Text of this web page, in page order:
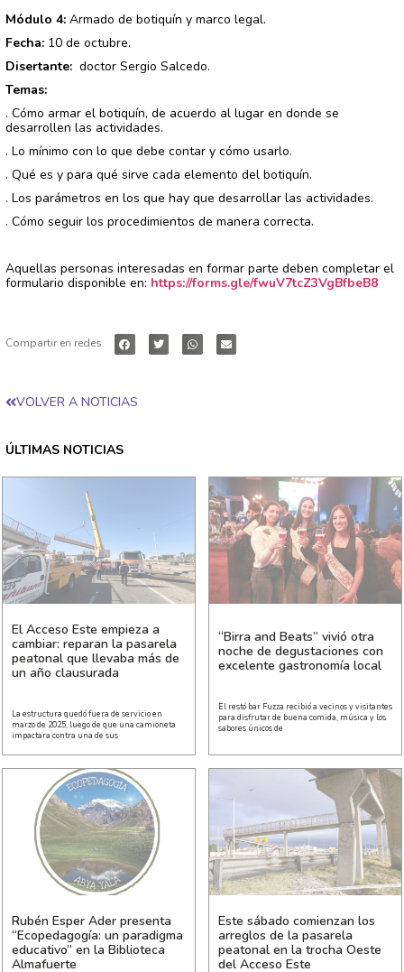
Módulo 4: Armado de botiquín y marco legal.
Fecha: 10 de octubre.
Disertante: doctor Sergio Salcedo.
Temas:
. Cómo armar el botiquín, de acuerdo al lugar en donde se
desarrollen las actividades.
. Lo mínimo con lo que debe contar y cómo usarlo.
. Qué es y para qué sirve cada elemento del botiquín.
. Los parámetros en los que hay que desarrollar las actividades.
. Cómo seguir los procedimientos de manera correcta.
Aquellas personas interesadas en formar parte deben completar el
formulario disponible en: https://forms.gle/fwuV7tcZ3VgBfbeB8
Compartir en redes
VOLVER A NOTICIAS
ÚLTIMAS NOTICIAS
El Acceso Este empieza a
cambiar: reparan la pasarela
peatonal que llevaba más de
un año clausurada
La estructura quedó fuera de servicio en
marzo de 2025, luego de que una camioneta
impactara contra una de sus
“Birra and Beats” vivió otra
noche de degustaciones con
excelente gastronomía local
El restó bar Fuzza recibió a vecinos y visitantes
para disfrutar de buena comida, música y los
sabores únicos de
Rubén Esper Ader presenta
“Ecopedagogía: un paradigma
educativo” en la Biblioteca
Almafuerte
Este sábado comienzan los
arreglos de la pasarela
peatonal en la trocha Oeste
del Acceso Este